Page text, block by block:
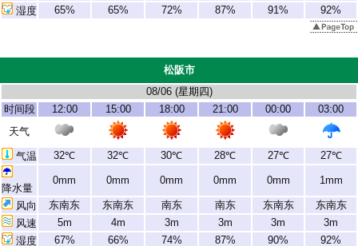
湿度
65% 65% 72% 87% 91% 92%
松阪市
08/06 (星期四)
时间段
12:00 15:00 18:00 21:00 00:00
03:00
天气
气温 32℃ 32℃ 30℃ 28℃ 27℃ 27℃
降水量
0mm 0mm 0mm 0mm 0mm 1mm
风向 东南东 东南东 南东 南东 东南东
东南东
风速
5m 4m 3m 3m 3m
3m
湿度
67% 66% 74% 87% 90% 92%